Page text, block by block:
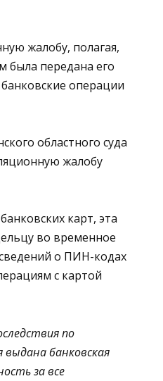
жалобу, полагая,
была передана его
операции
областного суда
жалобу
карт, эта
во временное
о ПИН-кодах
с картой
по
банковская
за все